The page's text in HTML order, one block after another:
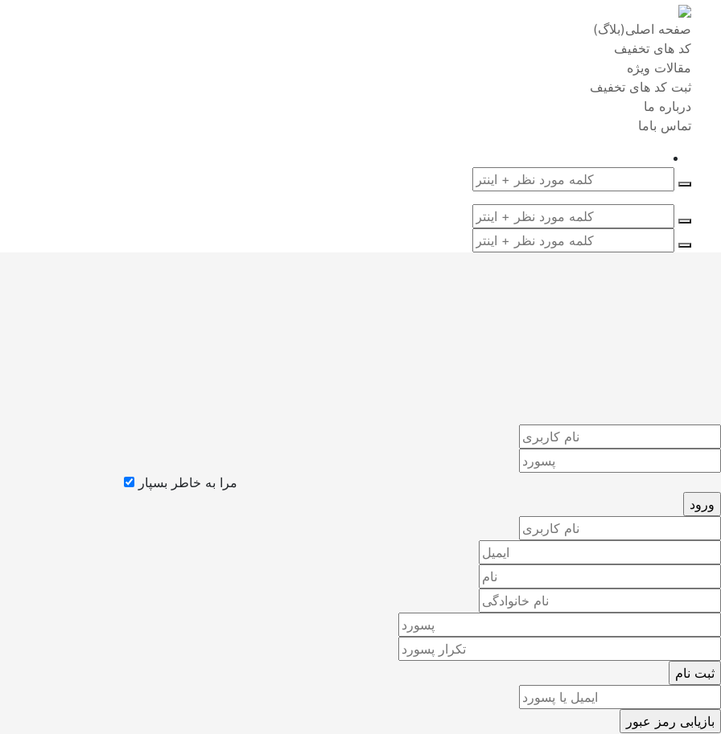
صفحه اصلی(بلاگ)
کد های تخفیف
مقالات ویژه
ثبت کد های تخفیف
درباره ما
تماس باما
مرا به خاطر بسپار